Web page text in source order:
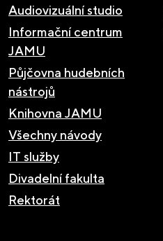
Audiovizuální studio
Informační centrum
JAMU
Půjčovna hudebních
nástrojů
Knihovna JAMU
Všechny návody
IT služby
Divadelní fakulta
Rektorát